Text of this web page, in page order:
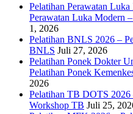
Pelatihan Perawatan
Perawatan Luka Modern
1, 2026
Pelatihan BNLS 2026 –
BNLS Juli 27, 2026
Pelatihan Ponek Dokter
Pelatihan Ponek
2026
Pelatihan TB DOTS
Workshop TB Juli 25,